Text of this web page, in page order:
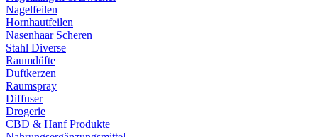
Nagelfeilen
Hornhautfeilen
Nasenhaar Scheren
Stahl Diverse
Raumdüfte
Duftkerzen
Raumspray
Diffuser
Drogerie
CBD & Hanf Produkte